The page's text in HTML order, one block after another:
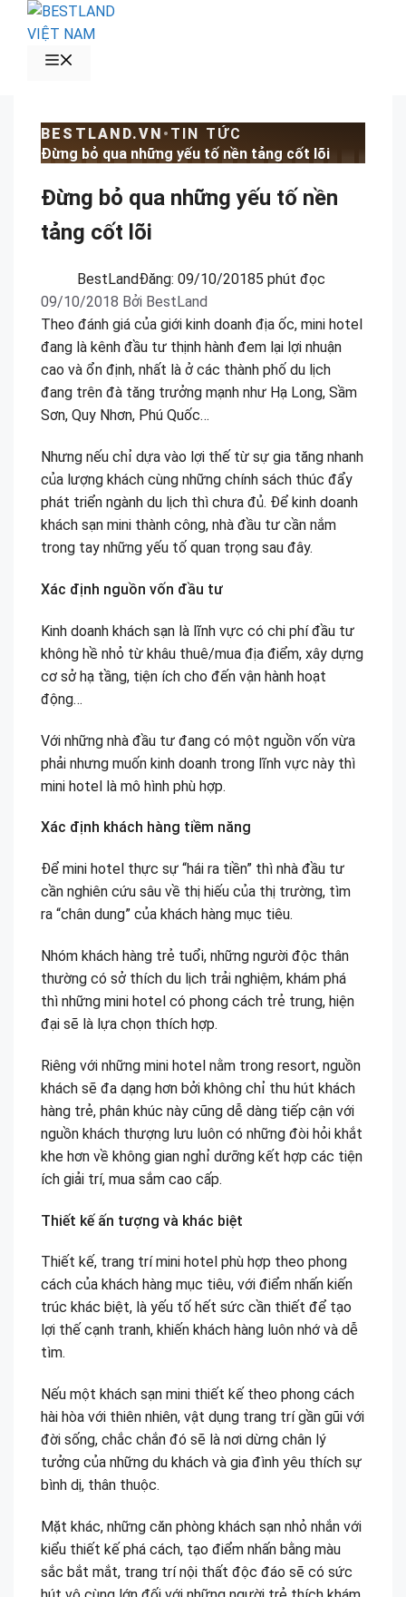
Chuyển
BESTLAND.VN • TIN TỨC
Đừng bỏ qua những yếu tố nền tảng cốt lõi
Đừng bỏ qua những yếu tố nền
tảng cốt lõi
BestLandĐăng: 09/10/20185 phút đọc
09/10/2018 Bởi BestLand
Theo đánh giá của giới kinh doanh địa ốc, mini hotel
đang là kênh đầu tư thịnh hành đem lại lợi nhuận
cao và ổn định, nhất là ở các thành phố du lịch
đang trên đà tăng trưởng mạnh như Hạ Long, Sầm
Sơn, Quy Nhơn, Phú Quốc…
Nhưng nếu chỉ dựa vào lợi thế từ sự gia tăng nhanh
của lượng khách cùng những chính sách thúc đẩy
phát triển ngành du lịch thì chưa đủ. Để kinh doanh
khách sạn mini thành công, nhà đầu tư cần nắm
trong tay những yếu tố quan trọng sau đây.
Xác định nguồn vốn đầu tư
Kinh doanh khách sạn là lĩnh vực có chi phí đầu tư
không hề nhỏ từ khâu thuê/mua địa điểm, xây dựng
cơ sở hạ tầng, tiện ích cho đến vận hành hoạt
động…
Với những nhà đầu tư đang có một nguồn vốn vừa
phải nhưng muốn kinh doanh trong lĩnh vực này thì
mini hotel là mô hình phù hợp.
Xác định khách hàng tiềm năng
Để mini hotel thực sự “hái ra tiền” thì nhà đầu tư
cần nghiên cứu sâu về thị hiếu của thị trường, tìm
ra “chân dung” của khách hàng mục tiêu.
Nhóm khách hàng trẻ tuổi, những người độc thân
thường có sở thích du lịch trải nghiệm, khám phá
thì những mini hotel có phong cách trẻ trung, hiện
đại sẽ là lựa chọn thích hợp.
Riêng với những mini hotel nằm trong resort, nguồn
khách sẽ đa dạng hơn bởi không chỉ thu hút khách
hàng trẻ, phân khúc này cũng dễ dàng tiếp cận với
nguồn khách thượng lưu luôn có những đòi hỏi khắt
khe hơn về không gian nghỉ dưỡng kết hợp các tiện
ích giải trí, mua sắm cao cấp.
Thiết kế ấn tượng và khác biệt
Thiết kế, trang trí mini hotel phù hợp theo phong
cách của khách hàng mục tiêu, với điểm nhấn kiến
trúc khác biệt, là yếu tố hết sức cần thiết để tạo
lợi thế cạnh tranh, khiến khách hàng luôn nhớ và dễ
tìm.
Nếu một khách sạn mini thiết kế theo phong cách
hài hòa với thiên nhiên, vật dụng trang trí gần gũi với
đời sống, chắc chắn đó sẽ là nơi dừng chân lý
tưởng của những du khách và gia đình yêu thích sự
bình dị, thân thuộc.
Mặt khác, những căn phòng khách sạn nhỏ nhắn với
kiểu thiết kế phá cách, tạo điểm nhấn bằng màu
sắc bắt mắt, trang trí nội thất độc đáo sẽ có sức